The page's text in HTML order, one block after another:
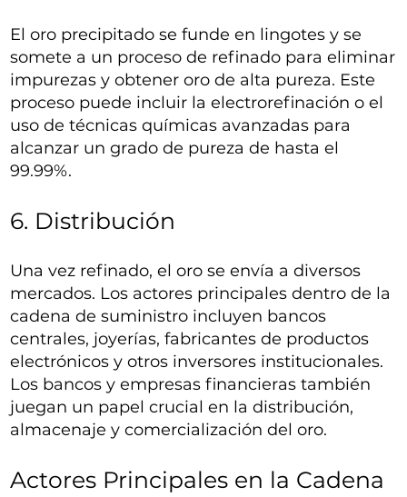
El oro precipitado se funde en lingotes y se
somete a un proceso de refinado para eliminar
impurezas y obtener oro de alta pureza. Este
proceso puede incluir la electrorefinación o el
uso de técnicas químicas avanzadas para
alcanzar un grado de pureza de hasta el
99.99%.
6. Distribución
Una vez refinado, el oro se envía a diversos
mercados. Los actores principales dentro de la
cadena de suministro incluyen bancos
centrales, joyerías, fabricantes de productos
electrónicos y otros inversores institucionales.
Los bancos y empresas financieras también
juegan un papel crucial en la distribución,
almacenaje y comercialización del oro.
Actores Principales en la Cadena